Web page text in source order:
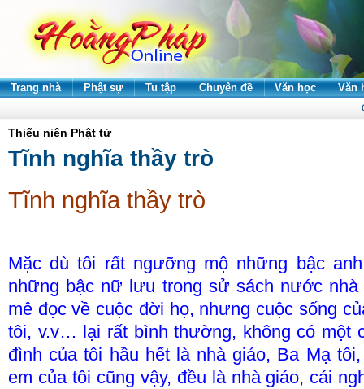
Trang nhà Phật sự Tu tập Chuyên đề Văn học Văn
Thiếu niên Phật tử
Tĩnh nghĩa thầy trò
Tĩnh nghĩa thầy trò
Mặc dù tôi rất ngưỡng mộ những bậc
những bậc nữ lưu trong sử sách nước nhà
mê đọc về cuộc đời họ, nhưng cuộc sống
tôi, v.v… lại rất bình thường, không có một
đình của tôi hầu hết là nhà giáo, Ba Mạ
em của tôi cũng vậy, đều là nhà giáo, cái